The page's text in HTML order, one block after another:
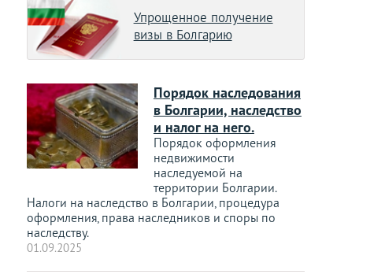
Упрощенное получение
визы в Болгарию
Порядок наследования
в Болгарии, наследство
и налог на него.
Порядок оформления
недвижимости
наследуемой на
территории Болгарии.
Налоги на наследство в Болгарии, процедура
оформления, права наследников и споры по
наследству.
01.09.2025